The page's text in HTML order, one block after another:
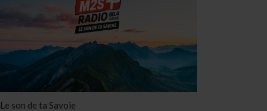
Le son de ta Savoie